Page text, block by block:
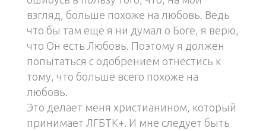
взгляд, больше похоже на любовь. Ведь
что бы там еще я ни думал о Боге, я верю,
что Он есть Любовь. Поэтому я должен
попытаться с одобрением отнестись к
тому, что больше всего похоже на
любовь.
Это делает меня христианином, который
принимает ЛГБТК+. И мне следует быть